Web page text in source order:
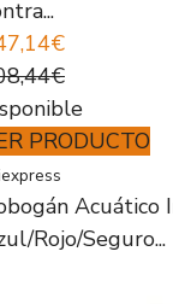
PRODUCTO
Acuático
Rojo/Seguro...